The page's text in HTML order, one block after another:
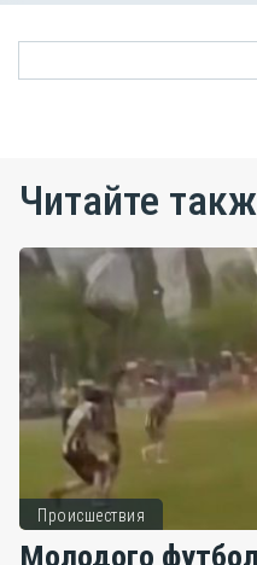
Читайте
Происшествия
Молодого